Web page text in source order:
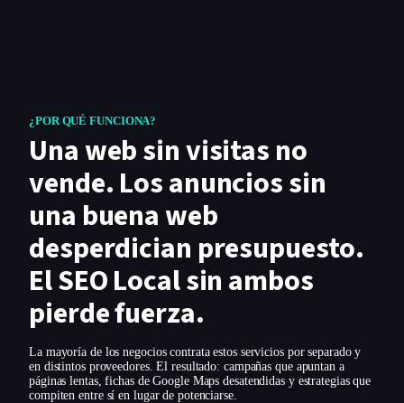
¿POR QUÉ FUNCIONA?
Una web sin visitas no
vende. Los anuncios sin
una buena web
desperdician presupuesto.
El SEO Local sin ambos
pierde fuerza.
La mayoría de los negocios contrata estos servicios por separado y
en distintos proveedores. El resultado: campañas que apuntan a
páginas lentas, fichas de Google Maps desatendidas y estrategias que
compiten entre sí en lugar de potenciarse.